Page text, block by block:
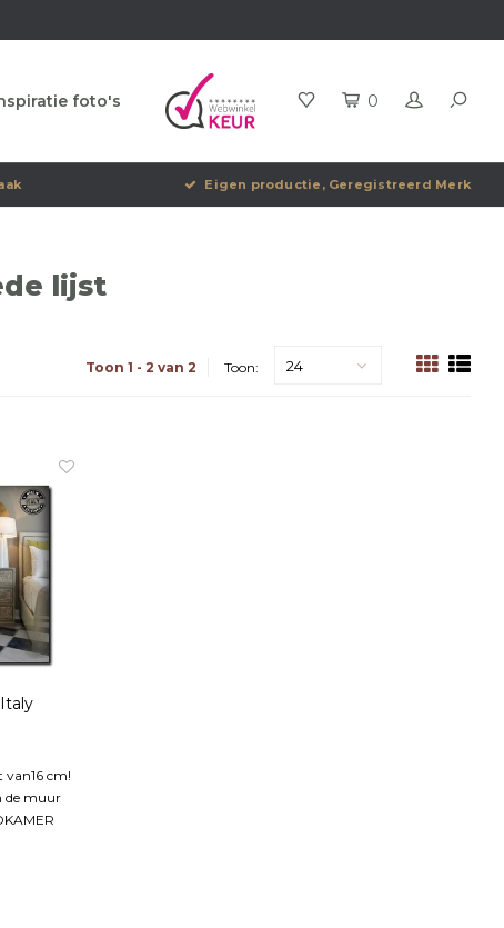
foto's 0
Eigen productie, Geregistreerd Merk
lijst
Toon 1 - 2 van 2 Toon: 24
cm!
de muur